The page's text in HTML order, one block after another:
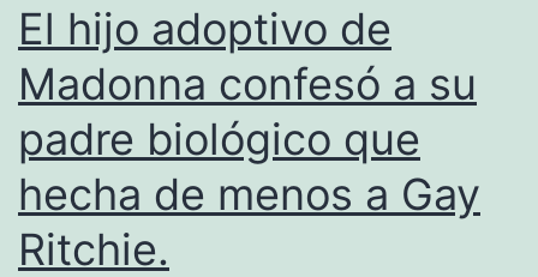
El hijo adoptivo de
Madonna confesó a su
padre biológico que
hecha de menos a Gay
Ritchie.